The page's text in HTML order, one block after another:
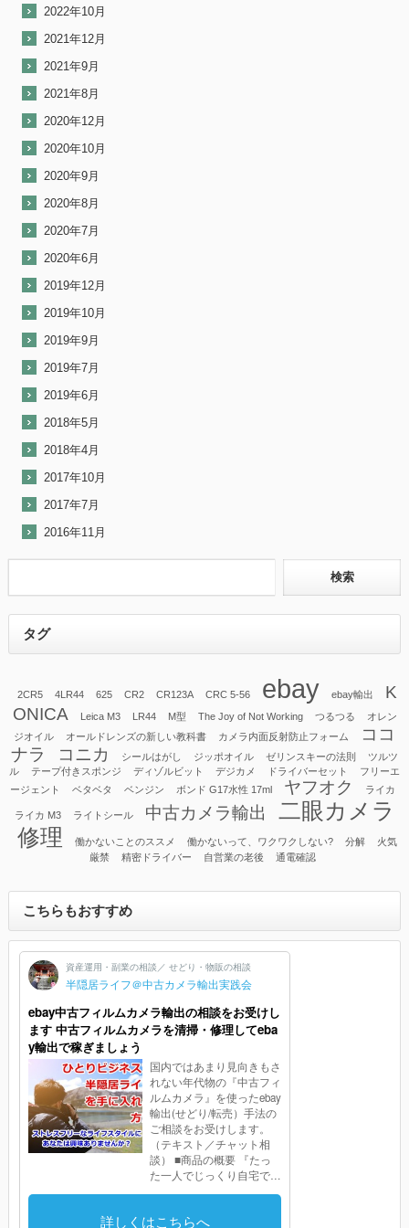
2022年10月
2021年12月
2021年9月
2021年8月
2020年12月
2020年10月
2020年9月
2020年8月
2020年7月
2020年6月
2019年12月
2019年10月
2019年9月
2019年7月
2019年6月
2018年5月
2018年4月
2017年10月
2017年7月
2016年11月
タグ
2CR5 4LR44 625 CR2 CR123A CRC 5-56 ebay ebay輸出
K
ONICA
Leica M3 LR44 M型 The Joy of Not Working つるつる
オレン
ジオイル
オールドレンズの新しい教科書 カメラ内面反射防止フォーム
ココ
ナラ
コニカ シールはがし ジッポオイル ゼリンスキーの法則
ツルツ
ル
テープ付きスポンジ ディゾルビット デジカメ ドライバーセット
フリーエ
ージェント
ベタベタ ベンジン ボンド G17水性 17ml ヤフオク ライカ
ライカ M3 ライトシール 中古カメラ輸出
二眼カメラ
修理
働かないことのススメ 働かないって、ワクワクしない? 分解
火気
厳禁
精密ドライバー 自営業の老後 通電確認
こちらもおすすめ